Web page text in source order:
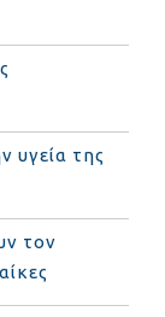
υγεία της
τον